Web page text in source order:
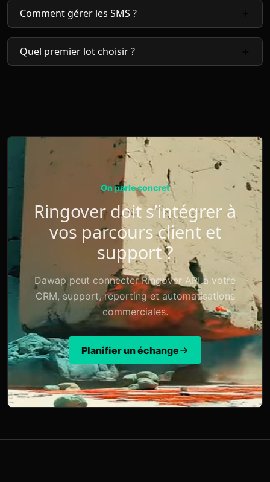
Comment gérer les SMS ?
Quel premier lot choisir ?
On parle concret
Ringover doit s’intégrer à
vos parcours client et
support ?
Dawap peut connecter Ringover API à votre
CRM, support, reporting et automatisations
commerciales.
Planifier un échange